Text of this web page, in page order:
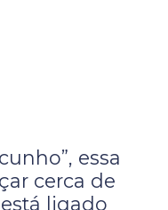
essa
cerca de
ligado